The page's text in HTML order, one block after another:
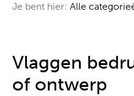
Je bent hier: Alle
Vlaggen
of ontwerp